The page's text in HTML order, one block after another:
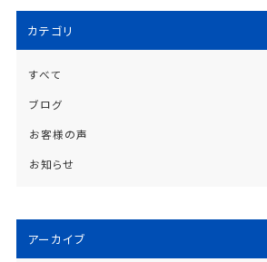
カテゴリ
すべて
ブログ
お客様の声
お知らせ
アーカイブ